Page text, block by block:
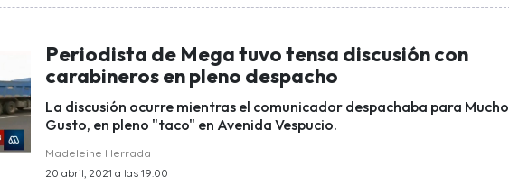
Periodista de Mega tuvo tensa discusión con
carabineros en pleno despacho
La discusión ocurre mientras el comunicador despachaba para Mucho
Gusto, en pleno "taco" en Avenida Vespucio.
Madeleine Herrada
20 abril, 2021 a las 19:00